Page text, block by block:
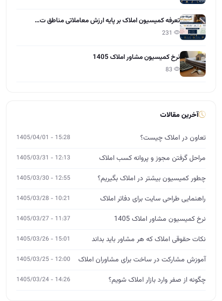
تعرفه کمیسیون املاک بر پایه ارزش معاملاتی مناطق ت…
نرخ کمیسیون مشاور املاک 1405
آخرین مقالات
تعاون در املاک چیست؟ 15:28 - 1405/04/01
مراحل گرفتن مجوز و پروانه کسب املاک 12:13 - 1405/03/31
چطور کمیسیون بیشتر در املاک بگیریم؟ 12:55 - 1405/03/30
راهنمایی طراحی سایت برای دفاتر املاک 10:21 - 1405/03/28
نرخ کمیسیون مشاور املاک 1405 11:37 - 1405/03/27
نکات حقوقی املاک که هر مشاور باید بداند 15:01 - 1405/03/26
آموزش مشارکت در ساخت برای مشاوران املاک 12:00 - 1405/03/25
چگونه از صفر وارد بازار املاک شویم؟ 14:26 - 1405/03/24